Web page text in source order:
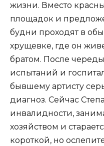
жизни. Вместо
площадок и
будни проходят в
хрущевке, где он
братом. После
испытаний и
бывшему артисту
диагноз. Сейчас
инвалидности,
хозяйством и
короткой, но